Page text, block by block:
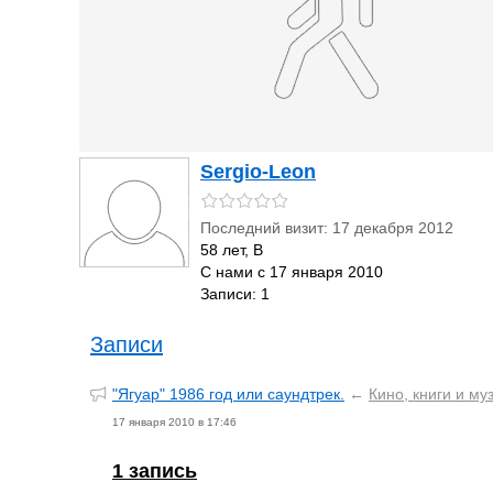
Sergio-Leon
Последний визит: 17 декабря 2012
58 лет, В
С нами с 17 января 2010
Записи: 1
Записи
"Ягуар" 1986 год или саундтрек. ← Кино, книги и
17 января 2010 в 17:46
1 запись